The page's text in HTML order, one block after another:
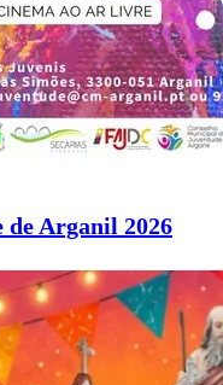
de Arganil 2026